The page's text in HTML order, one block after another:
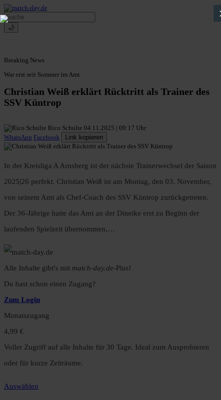
🌙
Breaking News
War erst seit Sommer im Amt
Christian Weiß erklärt Rücktritt als Trainer des
SSV Küntrop
Rico Schulte 04.11.2025 | 09:17 Uhr
WhatsApp Facebook Link kopieren
In der Kreisliga A Arnsberg ist der nächste Trainerwechsel der Saison
2025|26 perfekt. Christian Weiß ist am Montag, den 03. November,
von seinem Amt als Chef-Coach des SSV Küntrop zurückgetreten.
Der 36-Jährige hatte das Amt an der Dineike erst zu Beginn der
laufenden Spielzeit übernommen,…
Alle Inhalte gibt's mit match-day.de-Plus!
Du hast schon einen Zugang?
Zum Login
Monatszugang
4,99 €
Voller Zugriff auf alle Inhalte für 30 Tage. Ideal zum Ausprobieren
oder für kurze Zeiträume.
Auswählen